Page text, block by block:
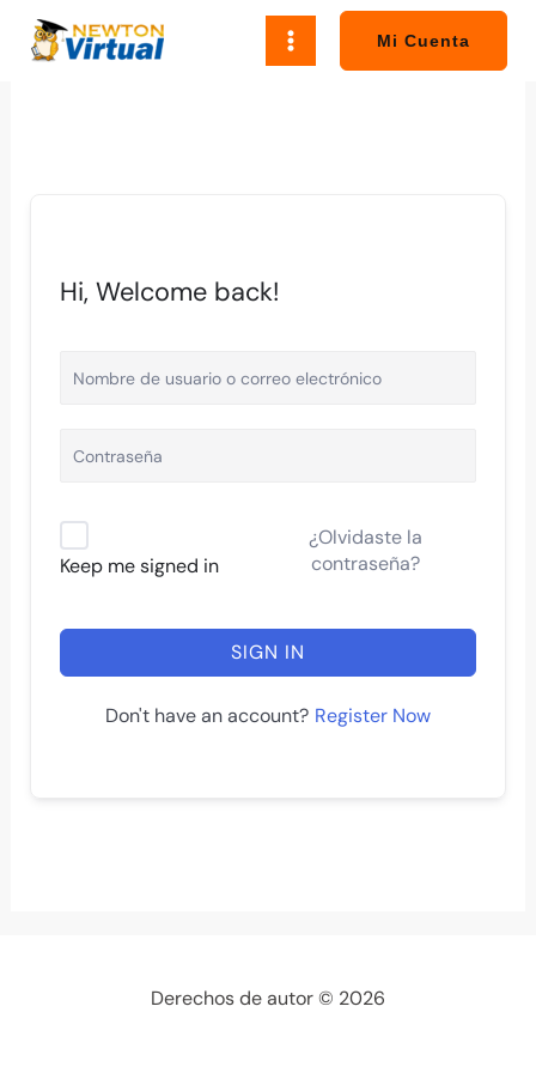
Mi Cuenta
Hi, Welcome back!
Keep me signed in
¿Olvidaste la
contraseña?
SIGN IN
Don't have an account? Register Now
Derechos de autor © 2026